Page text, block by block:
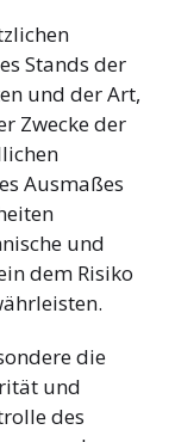
Stands der
und der Art,
Zwecke der
Ausmaßes
und
dem Risiko
die
und
des